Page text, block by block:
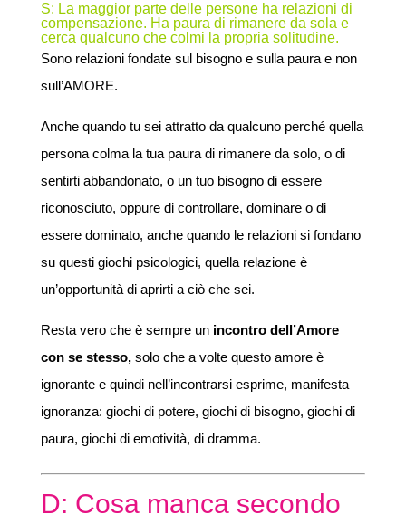
S: La maggior parte delle persone ha relazioni di
compensazione. Ha paura di rimanere da sola e
cerca qualcuno che colmi la propria solitudine.
Sono relazioni fondate sul bisogno e sulla paura e non
sull’AMORE.
Anche quando tu sei attratto da qualcuno perché quella
persona colma la tua paura di rimanere da solo, o di
sentirti abbandonato, o un tuo bisogno di essere
riconosciuto, oppure di controllare, dominare o di
essere dominato, anche quando le relazioni si fondano
su questi giochi psicologici, quella relazione è
un’opportunità di aprirti a ciò che sei.
Resta vero che è sempre unincontro dell’Amore
con se stesso,solo che a volte questo amore è
ignorante e quindi nell’incontrarsi esprime, manifesta
ignoranza: giochi di potere, giochi di bisogno, giochi di
paura, giochi di emotività, di dramma.
D: Cosa manca secondo